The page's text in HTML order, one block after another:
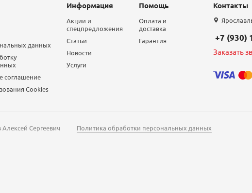
данных
соглашение
Сookies
Информация
Акции и
спецпредложения
Статьи
Новости
Услуги
Помощь
Оплата и
доставка
Гарантия
Контакты
+7 (930)
Заказать
Алексей Сергеевич Политика обработки персональных данных